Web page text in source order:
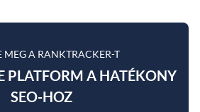
MEG A RANKTRACKER-T
PLATFORM A HATÉKONY
SEO-HOZ